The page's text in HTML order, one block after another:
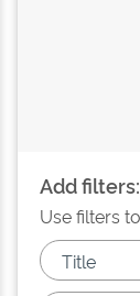
Add filters:
Use filters